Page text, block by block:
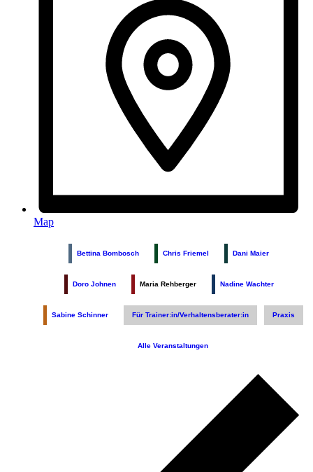
Map
Bettina Bombosch Chris Friemel Dani Maier
Doro Johnen Maria Rehberger Nadine Wachter
Sabine Schinner Für Trainer:in/Verhaltensberater:in Praxis
Alle Veranstaltungen